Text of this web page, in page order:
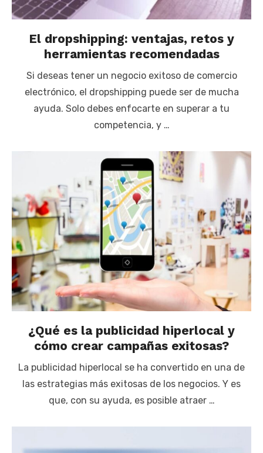
El dropshipping: ventajas, retos y
herramientas recomendadas
Si deseas tener un negocio exitoso de comercio
electrónico, el dropshipping puede ser de mucha
ayuda. Solo debes enfocarte en superar a tu
competencia, y …
¿Qué es la publicidad hiperlocal y
cómo crear campañas exitosas?
La publicidad hiperlocal se ha convertido en una de
las estrategias más exitosas de los negocios. Y es
que, con su ayuda, es posible atraer …